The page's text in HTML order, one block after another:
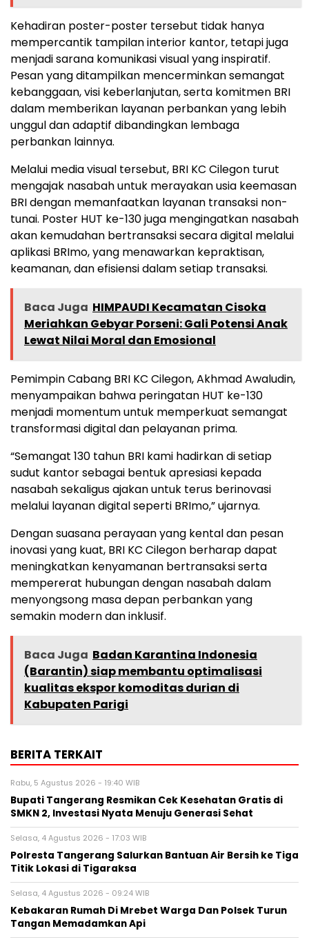
Kehadiran poster-poster tersebut tidak hanya
mempercantik tampilan interior kantor, tetapi juga
menjadi sarana komunikasi visual yang inspiratif.
Pesan yang ditampilkan mencerminkan semangat
kebanggaan, visi keberlanjutan, serta komitmen BRI
dalam memberikan layanan perbankan yang lebih
unggul dan adaptif dibandingkan lembaga
perbankan lainnya.
Melalui media visual tersebut, BRI KC Cilegon turut
mengajak nasabah untuk merayakan usia keemasan
BRI dengan memanfaatkan layanan transaksi non-
tunai. Poster HUT ke-130 juga mengingatkan nasabah
akan kemudahan bertransaksi secara digital melalui
aplikasi BRImo, yang menawarkan kepraktisan,
keamanan, dan efisiensi dalam setiap transaksi.
Baca Juga HIMPAUDI Kecamatan Cisoka
Meriahkan Gebyar Porseni: Gali Potensi Anak
Lewat Nilai Moral dan Emosional
Pemimpin Cabang BRI KC Cilegon, Akhmad Awaludin,
menyampaikan bahwa peringatan HUT ke-130
menjadi momentum untuk memperkuat semangat
transformasi digital dan pelayanan prima.
“Semangat 130 tahun BRI kami hadirkan di setiap
sudut kantor sebagai bentuk apresiasi kepada
nasabah sekaligus ajakan untuk terus berinovasi
melalui layanan digital seperti BRImo,” ujarnya.
Dengan suasana perayaan yang kental dan pesan
inovasi yang kuat, BRI KC Cilegon berharap dapat
meningkatkan kenyamanan bertransaksi serta
mempererat hubungan dengan nasabah dalam
menyongsong masa depan perbankan yang
semakin modern dan inklusif.
Baca Juga Badan Karantina Indonesia
(Barantin) siap membantu optimalisasi
kualitas ekspor komoditas durian di
Kabupaten Parigi
BERITA TERKAIT
Rabu, 5 Agustus 2026 - 19:40 WIB
‎Bupati Tangerang Resmikan Cek Kesehatan Gratis di
SMKN 2, Investasi Nyata Menuju Generasi Sehat
Selasa, 4 Agustus 2026 - 17:03 WIB
Polresta Tangerang Salurkan Bantuan Air Bersih ke Tiga
Titik Lokasi di Tigaraksa
Selasa, 4 Agustus 2026 - 09:24 WIB
Kebakaran Rumah Di Mrebet Warga Dan Polsek Turun
Tangan Memadamkan Api